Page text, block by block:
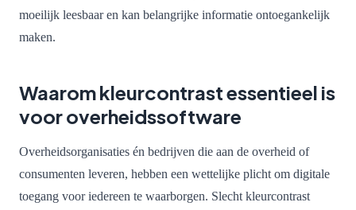
moeilijk leesbaar en kan belangrijke informatie ontoegankelijk
maken.
Waarom kleurcontrast essentieel is
voor overheidssoftware
Overheidsorganisaties én bedrijven die aan de overheid of
consumenten leveren, hebben een wettelijke plicht om digitale
toegang voor iedereen te waarborgen. Slecht kleurcontrast